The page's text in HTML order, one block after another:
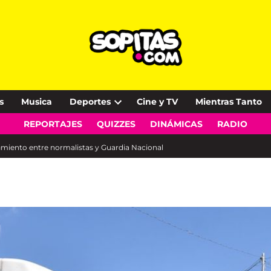
Musica Deportes
Open
dropdown
Cine y TV Mientras Tanto
REPORTAJES QUIZZES DINÁMICAS RADIO
entre normalistas y Guardia Nacional